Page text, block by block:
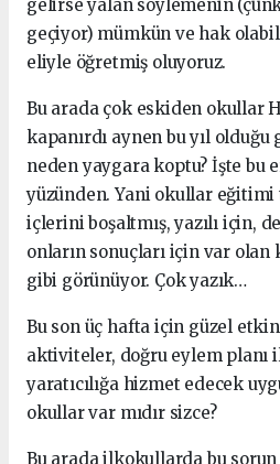
gelirse yalan söylemenin
geçiyor) mümkün ve hak
eliyle öğretmiş oluyoruz.
Bu arada çok eskiden okullar
kapanırdı aynen bu yıl olduğu
neden yaygara koptu? İşte bu
yüzünden. Yani okullar eğitimi
içlerini boşaltmış, yazılı için,
onların sonuçları için var
gibi görünüyor. Çok yazık…
Bu son üç hafta için güzel
aktiviteler, doğru eylem planı
yaratıcılığa hizmet edecek
okullar var mıdır sizce?
Bu arada ilkokullarda bu